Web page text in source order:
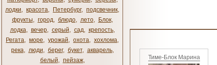
лодки, красота, Петербург, подсвечник,
фрукты, город, блюдо, лето, Блок,
лодка, вечер, серый, сад, крепость,
Регата, море, урожай, охота, хохлома,
река, люди, берег, букет, акварель,
белый, пейзаж, Тиме-Блок Марина